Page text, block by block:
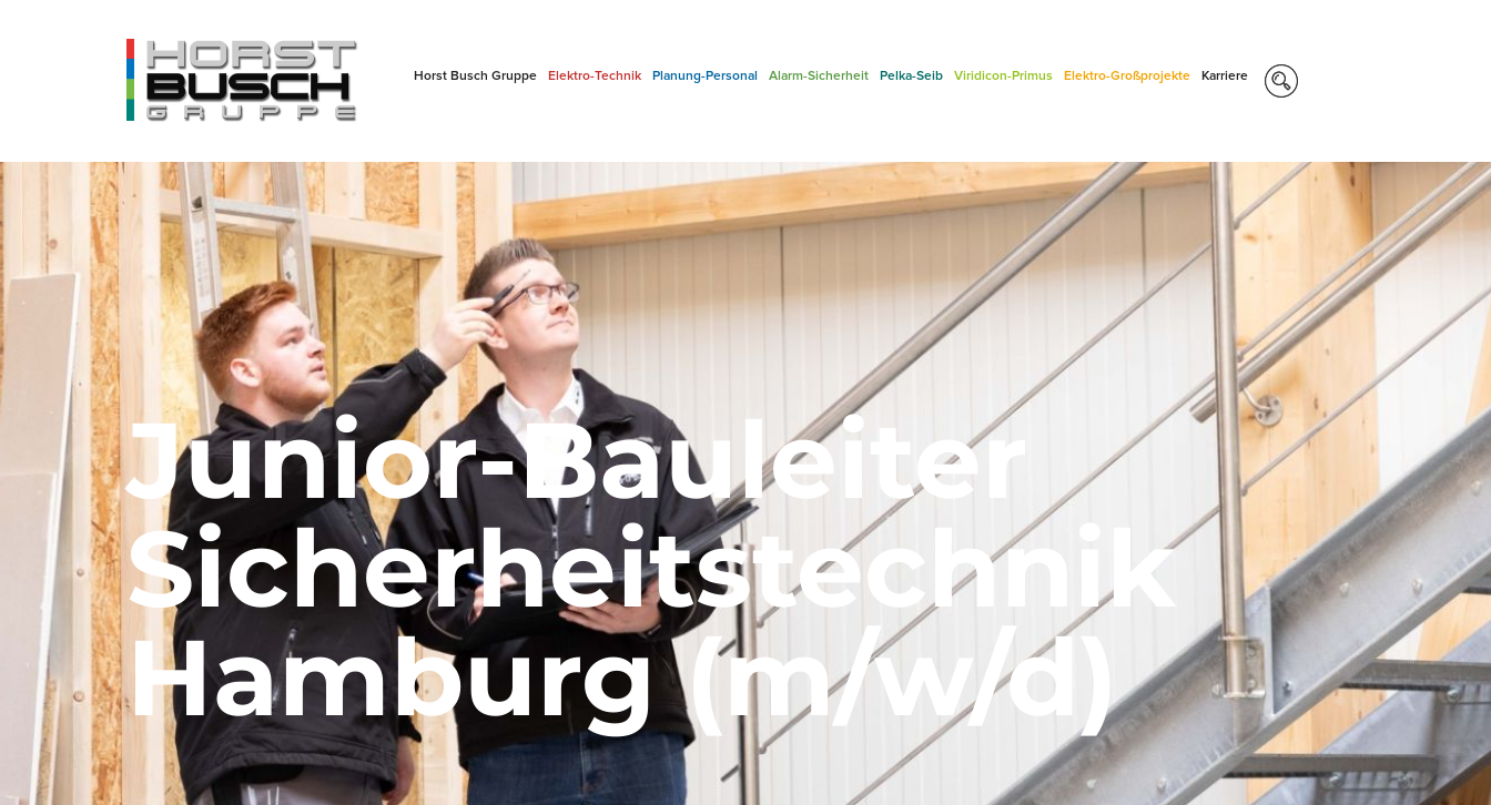
Horst Busch Gruppe Elektro-Technik Planung-Personal Alarm-Sicherheit Pelka-Seib Viridicon-Primus Elektro-Großprojekte Karriere
Junior-Bauleiter
Sicherheitstechnik
Hamburg (m/w/d)